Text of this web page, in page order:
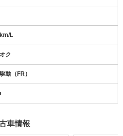
L
ク
動（FR）
車情報